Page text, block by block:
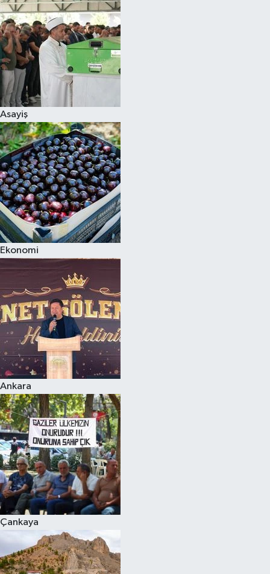
Asayiş
Ekonomi
Ankara
Çankaya
Televizyon
Yaşam-Çevre